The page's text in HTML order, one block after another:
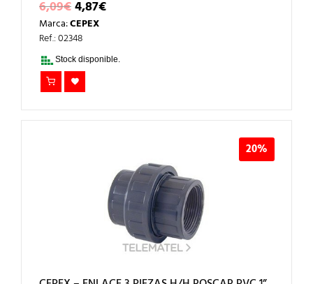
6,09€EL
PRECIO
ORIGINAL
ERA:
6,09€.
4,87€EL
PRECIO
4,87€.
Marca:CEPEX
Ref.: 02348
Stock disponible.
20%